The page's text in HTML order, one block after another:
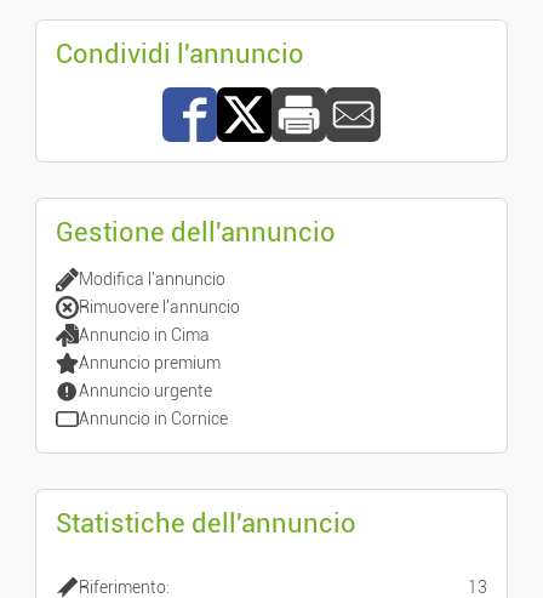
Condividi l'annuncio
Gestione dell'annuncio
Modifica l'annuncio
Rimuovere l'annuncio
Annuncio in Cima
Annuncio premium
Annuncio urgente
Annuncio in Cornice
Statistiche dell'annuncio
Riferimento: 13